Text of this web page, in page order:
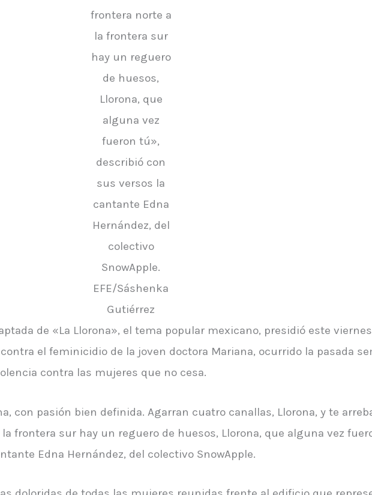
frontera norte a
la frontera sur
hay un reguero
de huesos,
Llorona, que
alguna vez
fueron tú»,
describió con
sus versos la
cantante Edna
Hernández, del
colectivo
SnowApple.
EFE/Sáshenka
Gutiérrez
de «La Llorona», el tema popular mexicano, presidió este
el feminicidio de la joven doctora Mariana, ocurrido la pasada
contra las mujeres que no cesa.
con pasión bien definida. Agarran cuatro canallas, Llorona, y te
frontera sur hay un reguero de huesos, Llorona, que alguna vez
Edna Hernández, del colectivo SnowApple.